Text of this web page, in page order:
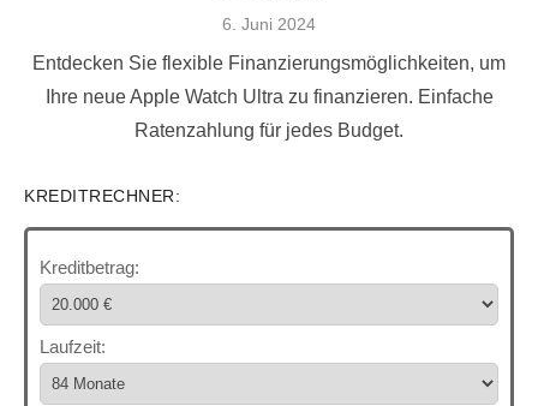
Veröffentlicht
6. Juni 2024
Entdecken Sie flexible Finanzierungsmöglichkeiten, um
Ihre neue Apple Watch Ultra zu finanzieren. Einfache
Ratenzahlung für jedes Budget.
KREDITRECHNER:
Kreditbetrag:
Laufzeit: